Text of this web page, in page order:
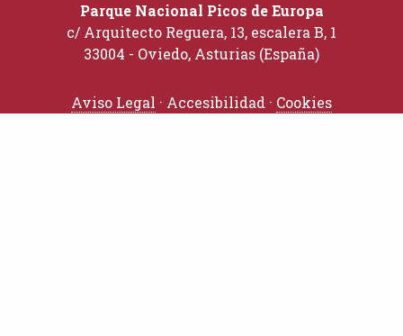
Parque Nacional Picos de Europa
c/ Arquitecto Reguera, 13, escalera B, 1
33004 - Oviedo, Asturias (España)
Aviso Legal · Accesibilidad · Cookies